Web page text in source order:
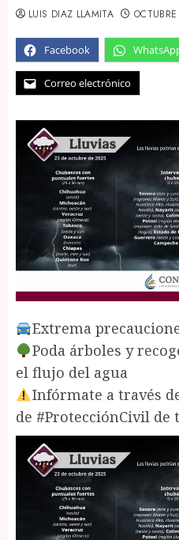
Facebook
Correo electrónico
LUIS DIAZ LLAMITA
Extrema
Poda árboles y
el flujo del agua
Infórmate a través
de #ProtecciónCivil de